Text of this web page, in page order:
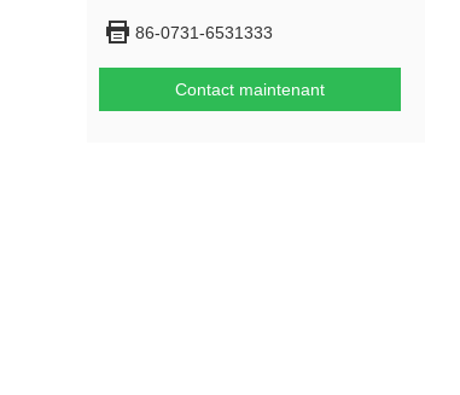
86-0731-6531333
Contact maintenant